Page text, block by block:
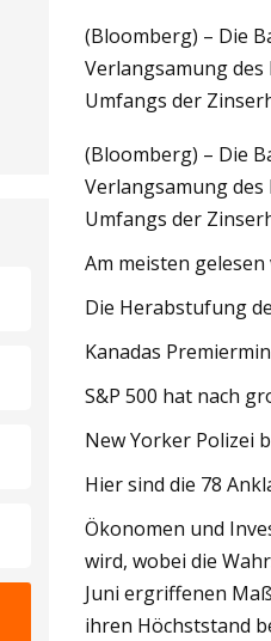
May 16, 2023
Testbericht zum
(Bloomberg) – Die
Verlangsamung
Umfangs der
(Bloomberg) – Die
Verlangsamung
Umfangs der
Am meisten
Die Herabstufung
Kanadas
S&P 500 hat nach
New Yorker Polizei
Hier sind die 78
Ökonomen und
wird, wobei die
Juni ergriffenen
ihren Höchststand